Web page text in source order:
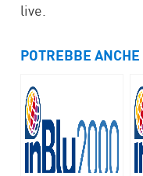
live.
POTREBBE